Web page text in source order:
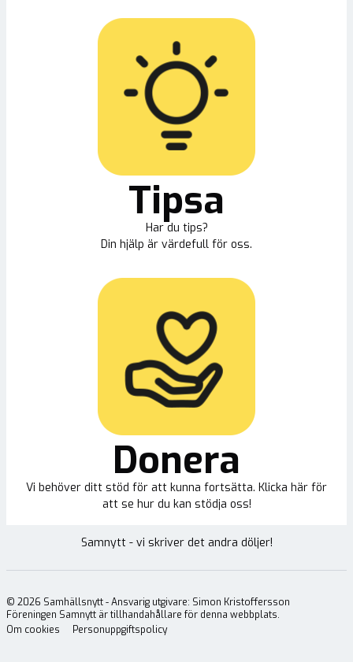
Tipsa
Har du tips?
Din hjälp är värdefull för oss.
Donera
Vi behöver ditt stöd för att kunna fortsätta. Klicka här för
att se hur du kan stödja oss!
Samnytt - vi skriver det andra döljer!
© 2026 Samhällsnytt - Ansvarig utgivare: Simon Kristoffersson
Föreningen Samnytt är tillhandahållare för denna webbplats.
Om cookies
Personuppgiftspolicy